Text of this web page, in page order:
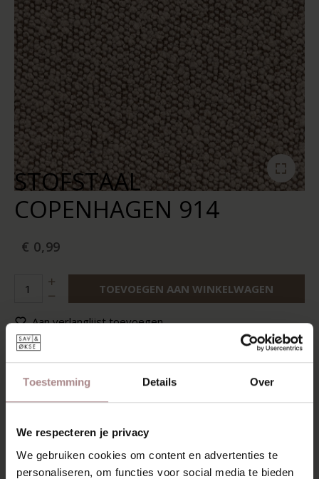
Toestemming Details Over
We respecteren je privacy
We gebruiken cookies om content en advertenties te
personaliseren, om functies voor social media te bieden
STOFSTAAL
COPENHAGEN 914
€ 0,99
TOEVOEGEN AAN WINKELWAGEN
Aan verlanglijst toevoegen
Op voorraad:
Levertijd: 2-5 werkdagen
RECENT BEKEKEN